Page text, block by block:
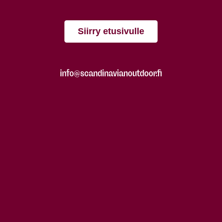
Siirry etusivulle
info@scandinavianoutdoor.fi